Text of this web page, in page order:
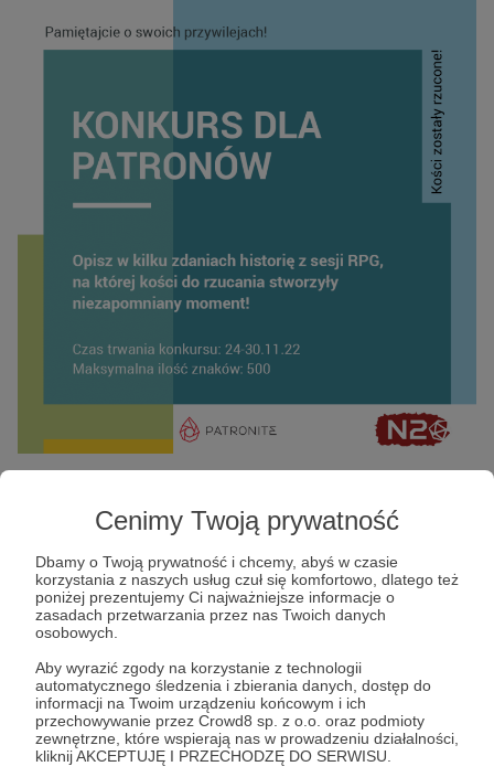
Cenimy Twoją prywatność
Dbamy o Twoją prywatność i chcemy, abyś w czasie
korzystania z naszych usług czuł się komfortowo, dlatego też
poniżej prezentujemy Ci najważniejsze informacje o
zasadach przetwarzania przez nas Twoich danych
osobowych.
Aby wyrazić zgody na korzystanie z technologii
automatycznego śledzenia i zbierania danych, dostęp do
informacji na Twoim urządzeniu końcowym i ich
przechowywanie przez Crowd8 sp. z o.o. oraz podmioty
zewnętrzne, które wspierają nas w prowadzeniu działalności,
kliknij AKCEPTUJĘ I PRZECHODZĘ DO SERWISU.
odnośnie konkursu:
- Max 500 znaków
- Czas zgłaszania prac do 30.11.22
- Możecie zgłosić tyle prac, na ile pozwala
Wam próg wsparcia
- Prace Konkursowe zgłaszacie POD TYM
POSTEM
- Regulamin:TUTAJ :)